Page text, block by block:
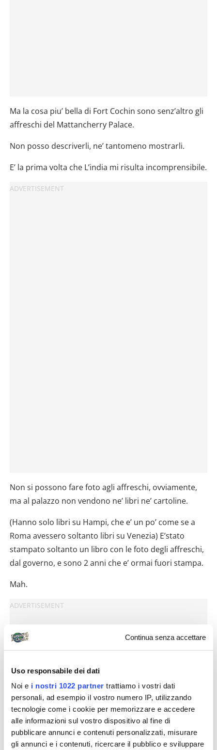
Continua senza accettare
Uso responsabile dei dati
Noi e i nostri 1022 partner trattiamo i vostri dati
personali, ad esempio il vostro numero IP, utilizzando
tecnologie come i cookie per memorizzare e accedere
alle informazioni sul vostro dispositivo al fine di
pubblicare annunci e contenuti personalizzati, misurare
gli annunci e i contenuti, ricercare il pubblico e sviluppare
Ma la cosa piu’ bella di Fort Cochin sono senz’altro gli
affreschi del Mattancherry Palace.
Non posso descriverli, ne’ tantomeno mostrarli.
E’ la prima volta che L’india mi risulta incomprensibile.
Non si possono fare foto agli affreschi, ovviamente,
ma al palazzo non vendono ne’ libri ne’ cartoline.
(Hanno solo libri su Hampi, che e’ un po’ come se a
Roma avessero soltanto libri su Venezia) E’stato
stampato soltanto un libro con le foto degli affreschi,
dal governo, e sono 2 anni che e’ ormai fuori stampa.
Mah.